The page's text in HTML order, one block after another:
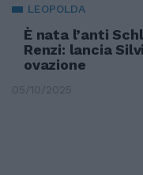
LEOPOLDA
È nata l’anti
Renzi: lancia
ovazione
05/10/2025